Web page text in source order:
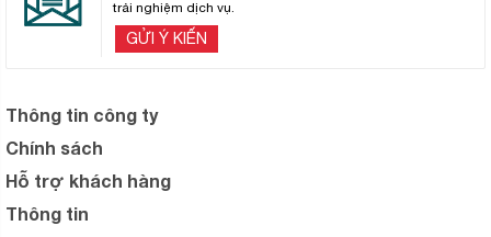
trải nghiệm dịch vụ.
GỬI Ý KIẾN
Thông tin công ty
Chính sách
Hỗ trợ khách hàng
Thông tin